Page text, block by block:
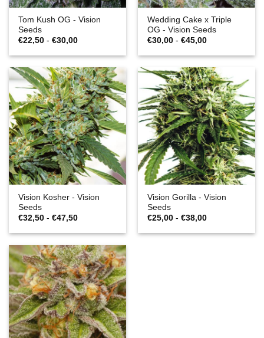
Tom Kush OG - Vision
Seeds
€22,50 - €30,00Zakres
€22,50
€30,00
Wedding Cake x Triple
OG - Vision Seeds
€30,00 - €45,00Zakres
€30,00
€45,00
Vision Kosher - Vision
Seeds
€32,50 - €47,50Zakres
€32,50
€47,50
Vision Gorilla - Vision
Seeds
€25,00 - €38,00Zakres
€25,00